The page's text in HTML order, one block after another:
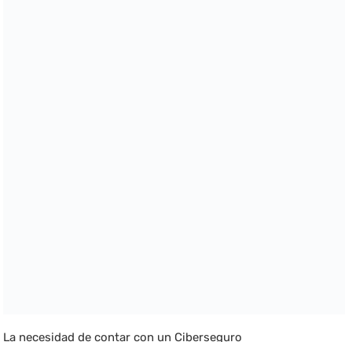
La necesidad de contar con un Ciberseguro